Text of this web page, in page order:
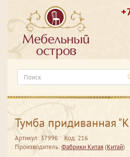
Тумба придиванная
Артикул: 37996
Код: 216
Производитель:Фабрики Китая(Китай)